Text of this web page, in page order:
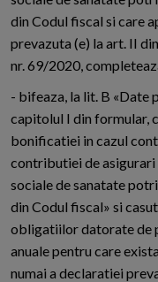
din Codul fiscal si care
prevazuta (e) la art. II
nr. 69/2020,
- bifeaza, la lit. B «Date
capitolul I din formular,
bonificatiei in cazul
contributiei de asigurari
sociale de sanatate
din Codul fiscal» si
obligatiilor datorate de
anuale pentru care
numai a declaratiei